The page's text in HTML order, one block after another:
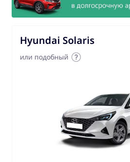
Hyundai Solaris
или подобный